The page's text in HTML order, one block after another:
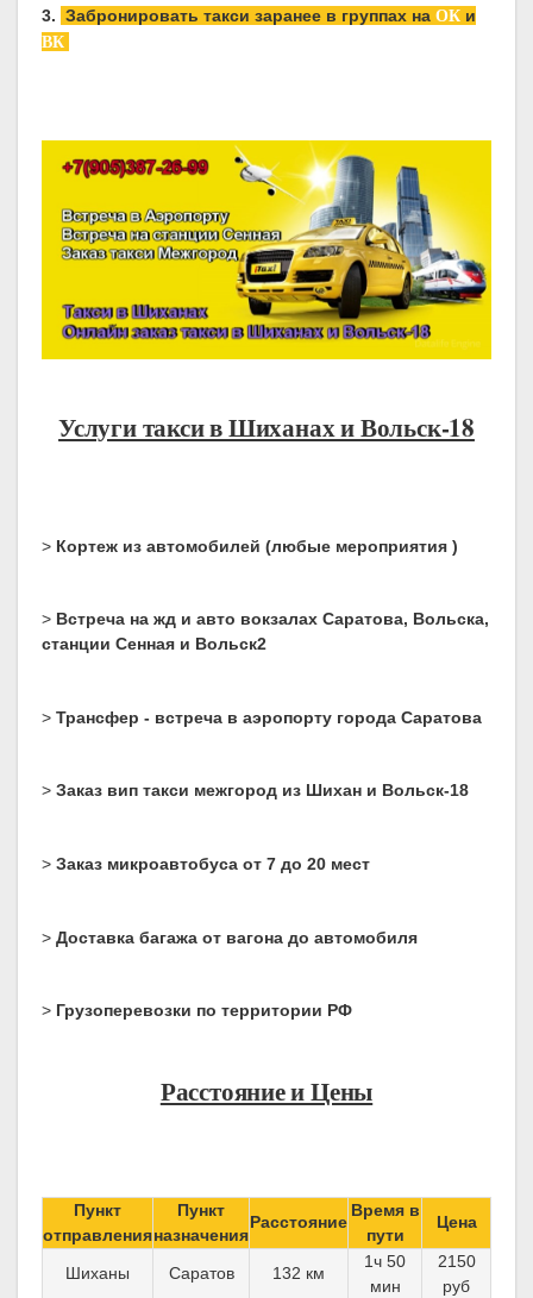
3. Забронировать такси заранее в группах на ОК и
ВК
Услуги такси в Шиханах и Вольск-18
> Кортеж из автомобилей (любые мероприятия )
> Встреча на жд и авто вокзалах Саратова, Вольска,
станции Сенная и Вольск2
> Трансфер - встреча в аэропорту города Саратова
> Заказ вип такси межгород из Шихан и Вольск-18
> Заказ микроавтобуса от 7 до 20 мест
> Доставка багажа от вагона до автомобиля
> Грузоперевозки по территории РФ
Расстояние и Цены
Пункт
отправления
Пункт
назначения
Расстояние
Время в
пути
Цена
Шиханы Саратов 132 км
1ч 50
мин
2150
руб